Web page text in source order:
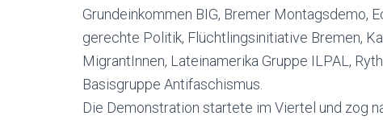
Grundeinkommen BIG, Bremer Montagsdemo,
gerechte Politik, Flüchtlingsinitiative Bremen,
MigrantInnen, Lateinamerika Gruppe ILPAL,
Basisgruppe Antifaschismus.
Die Demonstration startete im Viertel und zog